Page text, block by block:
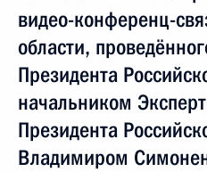
видео-конференц-
области,
Президента
начальником
Президента
Владимиром